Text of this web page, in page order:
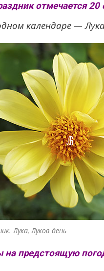
отмечается 20
календаре —
Лука, Луков день
предстоящую